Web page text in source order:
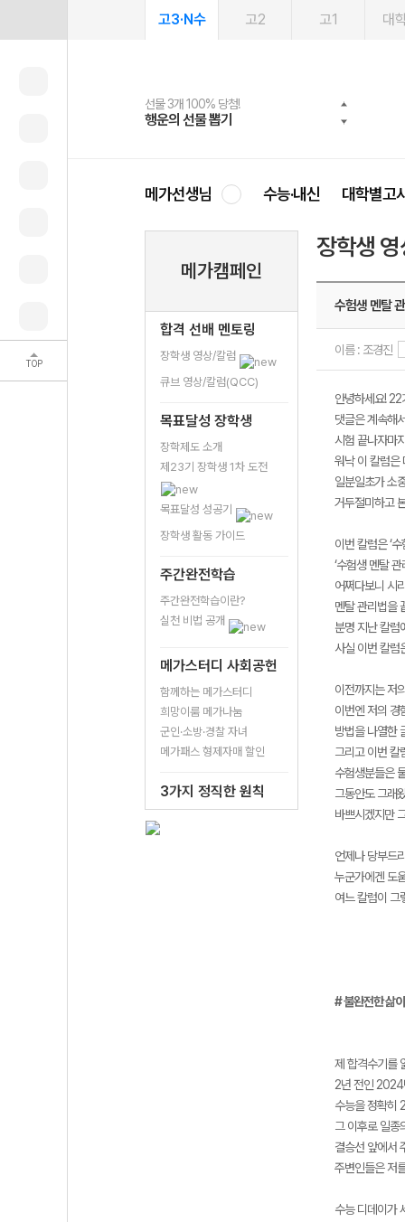
TOP
고3·N수 고2 고1 대
선물 3개 100% 당첨!
행운의 선물 뽑기
선물 100% 증정!
메가스터디 X 올리브
여름방학 스터디 캐시백
메가런 썸머스쿨
2027 러셀 단과
강사 공개선발
스마트러닝앱
설문 EVENT
메가패스
3일 무료 체험권
메가패스 수강생 무료혜택!
메가클럽 멤버십
사회공헌 캠페인
희망이룸 메가나눔
메가선생님 수능·내신 대학별고
메가캠페인
합격 선배 멘토링
장학생 영상/칼럼
큐브 영상/칼럼(QCC)
목표달성 장학생
장학제도 소개
제23기 장학생 1차 도전
목표달성 성공기
장학생 활동 가이드
주간완전학습
주간완전학습이란?
실천 비법 공개
메가스터디 사회공헌
함께하는 메가스터디
희망이룸 메가나눔
군인·소방·경찰 자녀
메가패스 형제자매 할인
3가지 정직한 원칙
장학생
수험생 멘탈
이름 : 조경진
안녕하세요!
댓글은 계속해
시험 끝나자마
워낙 이 칼럼은
일분일초가 소
거두절미하고
이번 칼럼은 ‘
‘수험생 멘탈 관
어쩌다보니 시
멘탈 관리법을
분명 지난 칼럼
사실 이번 칼럼
이전까지는 저
이번엔 저의 경
방법을 나열한
그리고 이번 칼
수험생분들은
그동안도 그래
바쁘시겠지만
언제나 당부드
누군가에겐 도
여느 칼럼이 그
# 불완전한 삶
제 합격수기를
2년 전인 2024
수능을 정확히
그 이후로 일종
결승선 앞에서
주변인들은 저
수능 디데이가